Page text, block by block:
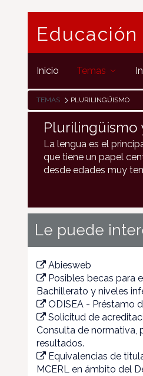
Educación
Inicio Temas
TEMAS PLURILINGÜISMO
Plurilingüismo
La lengua es el
que tiene un papel
desde edades muy
Le puede
Abiesweb
Posibles becas para
Bachillerato y niveles
ODISEA - Préstamo
Solicitud de
Consulta de normativa,
resultados.
Equivalencias de
MCERL en ámbito del